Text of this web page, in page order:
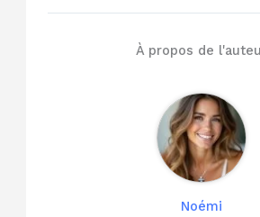
À propos de
Noémi